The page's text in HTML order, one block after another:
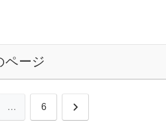
ページ
… 6 次